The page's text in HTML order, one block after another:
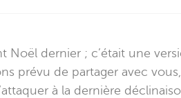
Noël dernier ; c’était une
prévu de partager avec
à la dernière